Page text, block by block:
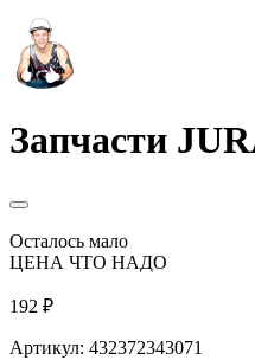
Запчасти
Осталось мало
ЦЕНА ЧТО НАДО
192 ₽
Артикул: 432372343071